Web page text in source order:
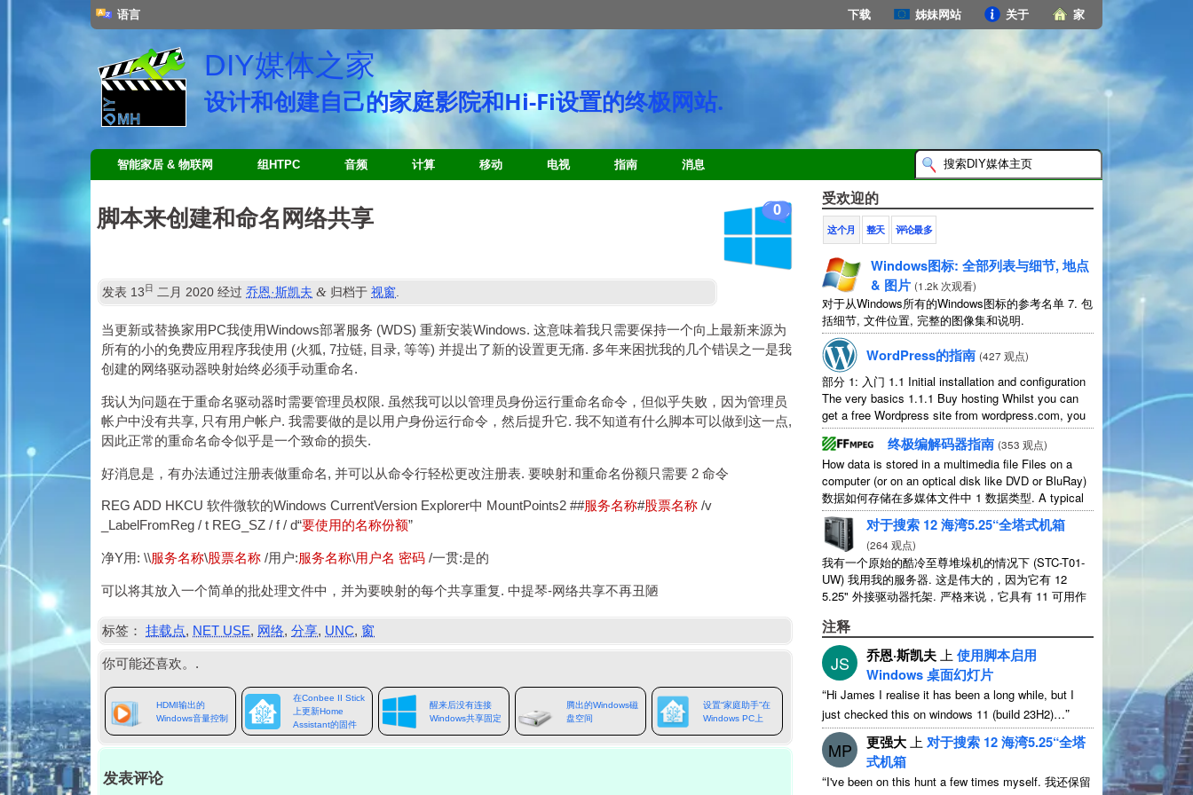
家
关于
姊妹网站
下载
语言
DIY媒体之家
设计和创建自己的家庭影院和Hi-Fi设置的终极网站.
智能家居 & 物联网 组HTPC 音频 计算 移动 电视 指南 消息
0
脚本来创建和命名网络共享
发表 13 日 二月 2020 经过乔恩·斯凯夫 & 归档于视窗.
当更新或替换家用PC我使用Windows部署服务 (WDS) 重新安装Windows. 这意味着我只需要保持一个向上最新来源为
所有的小的免费应用程序我使用 (火狐, 7拉链, 目录, 等等) 并提出了新的设置更无痛. 多年来困扰我的几个错误之一是我
创建的网络驱动器映射始终必须手动重命名.
我认为问题在于重命名驱动器时需要管理员权限. 虽然我可以以管理员身份运行重命名命令，但似乎失败，因为管理员
帐户中没有共享, 只有用户帐户. 我需要做的是以用户身份运行命令，然后提升它. 我不知道有什么脚本可以做到这一点,
因此正常的重命名命令似乎是一个致命的损失.
好消息是，有办法通过注册表做重命名, 并可以从命令行轻松更改注册表. 要映射和重命名份额只需要 2 命令
REG ADD HKCU 软件微软的Windows CurrentVersion Explorer中 MountPoints2 ##服务名称#股票名称 /v
_LabelFromReg / t REG_SZ / f / d“要使用的名称份额”
净Y用: \\服务名称\股票名称 /用户: 服务名称\用户名 密码 /一贯:是的
可以将其放入一个简单的批处理文件中，并为要映射的每个共享重复. 中提琴-网络共享不再丑陋
标签： 挂载点, NET USE, 网络,分享, UNC, 窗
你可能还喜欢。.
HDMI输出的
Windows音量控制
在Conbee II Stick
上更新Home
Assistant的固件
醒来后没有连接
Windows共享固定
腾出的Windows磁
盘空间
设置“家庭助手”在
Windows PC上
发表评论
受欢迎的
这个月 整天 评论最多
Windows图标: 全部列表与细节, 地点
& 图片 (1.2k 次观看)
对于从Windows所有的Windows图标的参考名单 7. 包
括细节, 文件位置, 完整的图像集和说明.
WordPress的指南 (427 观点)
部分 1: 入门 1.1 Initial installation and configuration
The very basics 1.1.1 Buy hosting Whilst you can
get a free Wordpress site from wordpress.com,you
lose some control and you have to serve their...
终极编解码器指南 (353 观点)
How data is stored in a multimedia file Files on a
computer(or on an optical disk like DVD or BluRay)
数据如何存储在多媒体文件中 1 数据类型.A typical
movie will include...
对于搜索 12 海湾5.25“全塔式机箱
(264 观点)
我有一个原始的酷冷至尊堆垛机的情况下 (STC-T01-
UW) 我用我的服务器. 这是伟大的，因为它有 12
5.25" 外接驱动器托架. 严格来说，它具有 11 可用作
注释
JS 乔恩·斯凯夫 上使用脚本启用
Windows 桌面幻灯片
“Hi James I realise it has been a long while,but I
just checked this on windows 11 (build 23H2)…”
MP 更强大 上 对于搜索 12 海湾5.25“全塔
式机箱
“I've been on this hunt a few times myself. 我还保留